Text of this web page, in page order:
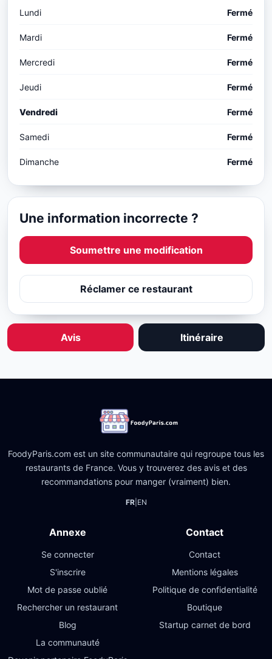
Lundi Fermé
Mardi Fermé
Mercredi Fermé
Jeudi Fermé
Vendredi Fermé
Samedi Fermé
Dimanche Fermé
Une information incorrecte ?
Soumettre une modification
Réclamer ce restaurant
Avis Itinéraire
FoodyParis.com est un site communautaire qui regroupe tous les
restaurants de France. Vous y trouverez des avis et des
recommandations pour manger (vraiment) bien.
FR| EN
Annexe
Se connecter
S'inscrire
Mot de passe oublié
Rechercher un restaurant
Blog
La communauté
Contact
Contact
Mentions légales
Politique de confidentialité
Boutique
Startup carnet de bord